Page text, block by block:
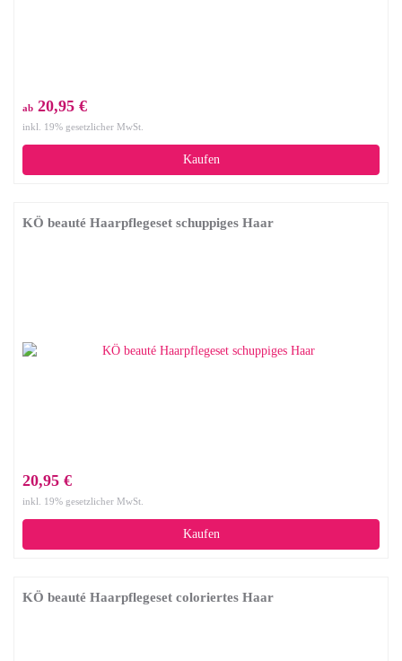
ab 20,95 €
inkl. 19% gesetzlicher MwSt.
Kaufen
KÖ beauté Haarpflegeset schuppiges Haar
20,95 €
inkl. 19% gesetzlicher MwSt.
Kaufen
KÖ beauté Haarpflegeset coloriertes Haar